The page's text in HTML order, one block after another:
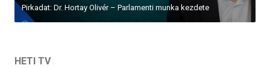
Pirkadat: Dr. Hortay Olivér – Parlamenti munka kezdete
HETI TV